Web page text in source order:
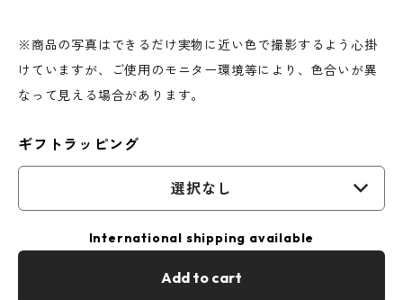
※商品の写真はできるだけ実物に近い色で撮影するよう心掛
けていますが、ご使用のモニター環境等により、色合いが異
なって見える場合があります。
ギフトラッピング
選択なし
International shipping available
Add to cart